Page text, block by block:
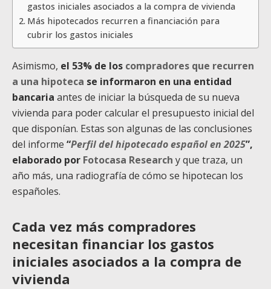
gastos iniciales asociados a la compra de vivienda
Más hipotecados recurren a financiación para
cubrir los gastos iniciales
Asimismo, el 53% de los compradores que recurren
a una hipoteca se informaron en una entidad
bancaria antes de iniciar la búsqueda de su nueva
vivienda para poder calcular el presupuesto inicial del
que disponían. Estas son algunas de las conclusiones
del informe “Perfil del hipotecado español en 2025”,
elaborado por Fotocasa Research y que traza, un
año más, una radiografía de cómo se hipotecan los
españoles.
Cada vez más compradores
necesitan financiar los gastos
iniciales asociados a la compra de
vivienda